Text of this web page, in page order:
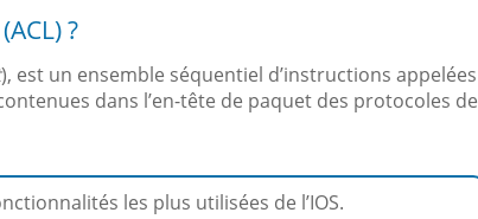
?
), est un ensemble séquentiel d’instructions appelées
dans l’en-tête de paquet des protocoles de
les plus utilisées de l’IOS.